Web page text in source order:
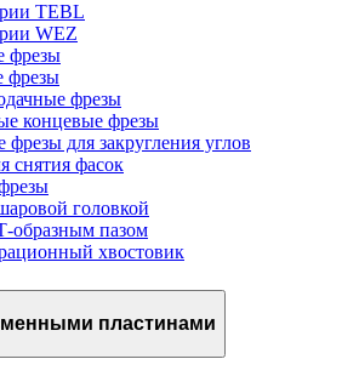
TEBL
WEZ
фрезы
фрезы
фрезы
концевые фрезы
для закругления углов
снятия фасок
головкой
образным пазом
хвостовик
пластинами